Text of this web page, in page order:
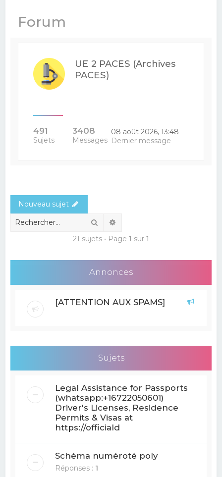
Forum
UE 2 PACES (Archives
PACES)
491
Sujets
3408
Messages
08 août 2026, 13:48
Dernier message
Nouveau sujet
Rechercher
21 sujets • Page 1 sur 1
Annonces
[ATTENTION AUX SPAMS]
Sujets
Legal Assistance for Passports
(whatsapp:+16722050601)
Driver's Licenses, Residence
Permits & Visas at
https://officiald
Schéma numéroté poly
Réponses : 1